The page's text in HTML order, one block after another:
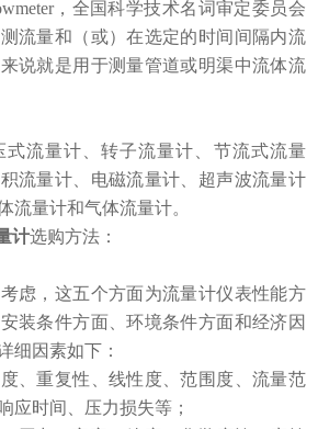
，全国科学技术名词审定委员会
流量和（或）在选定的时间间隔内流
说就是用于测量管道或明渠中流体流
式流量计、转子流量计、节流式流量
流量计、电磁流量计、超声波流量计
流量计和气体流量计。
计选购方法：
虑，这五个方面为流量计仪表性能方
装条件方面、环境条件方面和经济因
细因素如下：
、重复性、线性度、范围度、流量范
应时间、压力损失等；